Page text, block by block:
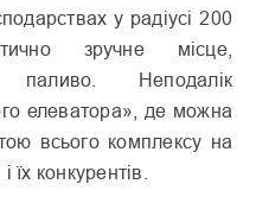
у радіусі 200
зручне місце,
паливо. Неподалік
елеватора», де можна
всього комплексу на
їх конкурентів.